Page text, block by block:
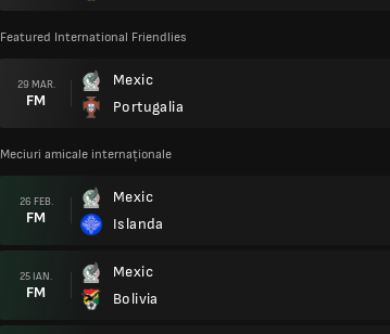
Featured International Friendlies
29 MAR.
FM
Mexic
Portugalia
Meciuri amicale internaționale
26 FEB.
FM
Mexic
Islanda
25 IAN.
FM
Mexic
Bolivia